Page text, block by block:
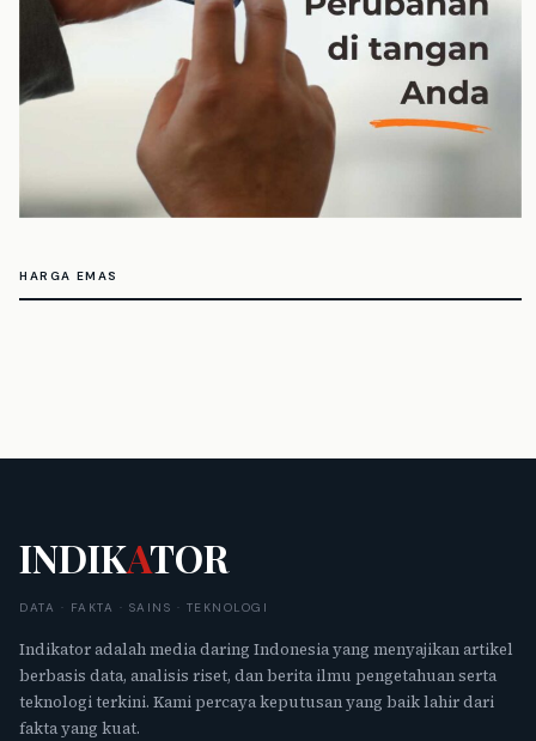
HARGA EMAS
INDIKATOR
DATA · FAKTA · SAINS · TEKNOLOGI
Indikator adalah media daring Indonesia yang menyajikan artikel
berbasis data, analisis riset, dan berita ilmu pengetahuan serta
teknologi terkini. Kami percaya keputusan yang baik lahir dari
fakta yang kuat.